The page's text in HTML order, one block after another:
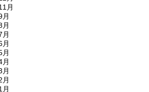
月
月
月
月
月
月
月
月
月
月